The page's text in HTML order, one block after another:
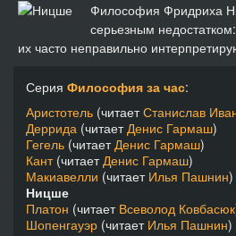
Философия Фридриха
серьезным
их часто неправильно
Серия Философия за час:
Аристотель (читаетСтанислав
Деррида (читаетДенис Гармаш)
Гегель (читаетДенис Гармаш)
Кант(читаетДенис Гармаш)
Макиавелли (читает Илья Пашнин)
Ницше
Платон (читает Всеволод Ковбасюк
Шопенгауэр (читает Илья Пашнин)